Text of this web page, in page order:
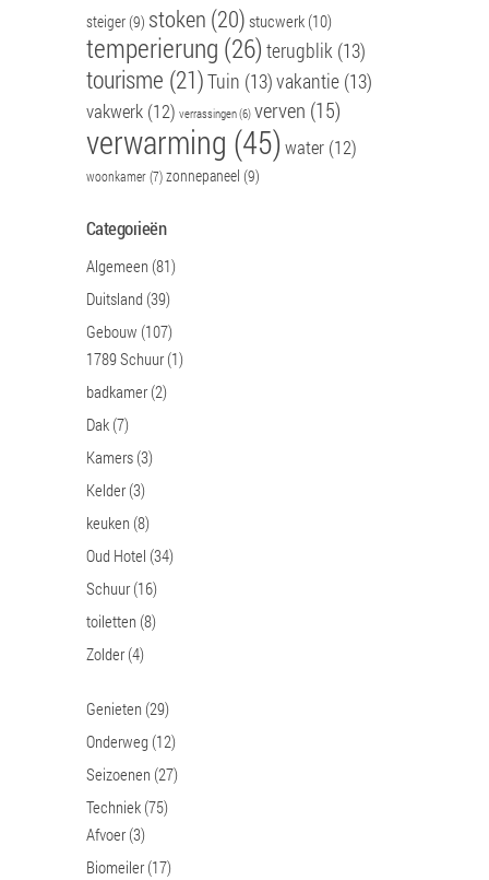
steiger (9) stoken (20) stucwerk (10)
temperierung (26) terugblik (13)
tourisme (21)Tuin (13)vakantie (13)
vakwerk (12) verrassingen(6) verven (15)
verwarming (45) water (12)
woonkamer (7) zonnepaneel (9)
Categorieën
Algemeen (81)
Duitsland (39)
Gebouw (107)
1789 Schuur (1)
badkamer (2)
Dak (7)
Kamers (3)
Kelder (3)
keuken (8)
Oud Hotel (34)
Schuur (16)
toiletten (8)
Zolder (4)
Genieten (29)
Onderweg (12)
Seizoenen (27)
Techniek (75)
Afvoer (3)
Biomeiler (17)